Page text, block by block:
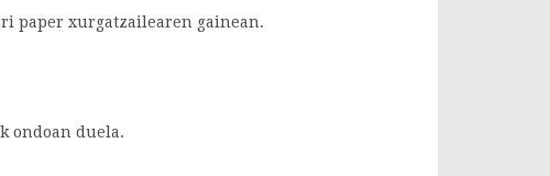
paper xurgatzailearen gainean.
ondoan duela.